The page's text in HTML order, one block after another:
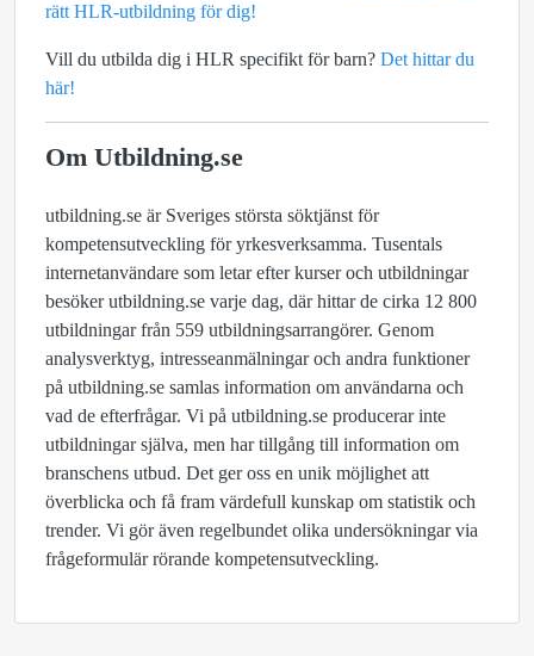
rätt HLR-utbildning för dig!
Vill du utbilda dig i HLR specifikt för barn? Det hittar du
här!
Om Utbildning.se
utbildning.se är Sveriges största söktjänst för
kompetensutveckling för yrkesverksamma. Tusentals
internetanvändare som letar efter kurser och utbildningar
besöker utbildning.se varje dag, där hittar de cirka 12 800
utbildningar från 559 utbildningsarrangörer. Genom
analysverktyg, intresseanmälningar och andra funktioner
på utbildning.se samlas information om användarna och
vad de efterfrågar. Vi på utbildning.se producerar inte
utbildningar själva, men har tillgång till information om
branschens utbud. Det ger oss en unik möjlighet att
överblicka och få fram värdefull kunskap om statistik och
trender. Vi gör även regelbundet olika undersökningar via
frågeformulär rörande kompetensutveckling.